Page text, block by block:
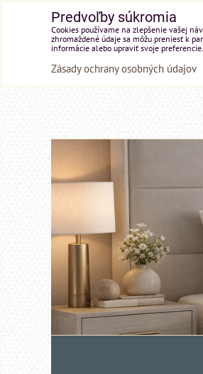
Predvoľby súkromia
Cookies používame na zlepšenie vašej
zhromaždené údaje sa môžu preniesť k
informácie alebo upraviť svoje preferencie.
Zásady ochrany osobných údajov